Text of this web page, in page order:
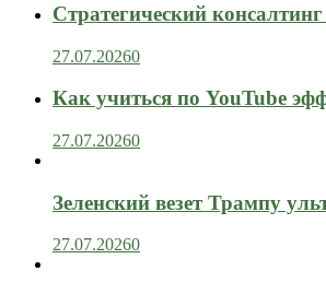
Стратегический
27.07.20260
Как учиться по YouTube
27.07.20260
Зеленский везет Трампу
27.07.20260